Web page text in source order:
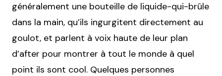
généralement une bouteille de liquide-qui-brûle
dans la main, qu’ils ingurgitent directement au
goulot, et parlent à voix haute de leur plan
d’after pour montrer à tout le monde à quel
point ils sont cool. Quelques personnes